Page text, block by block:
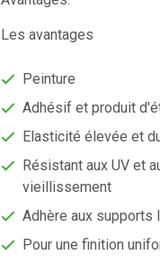
Les avantages
Peinture
Adhésif et produit
Elasticité élevée et
Résistant aux UV et
vieillissement
Adhère aux supports
Pour une finition